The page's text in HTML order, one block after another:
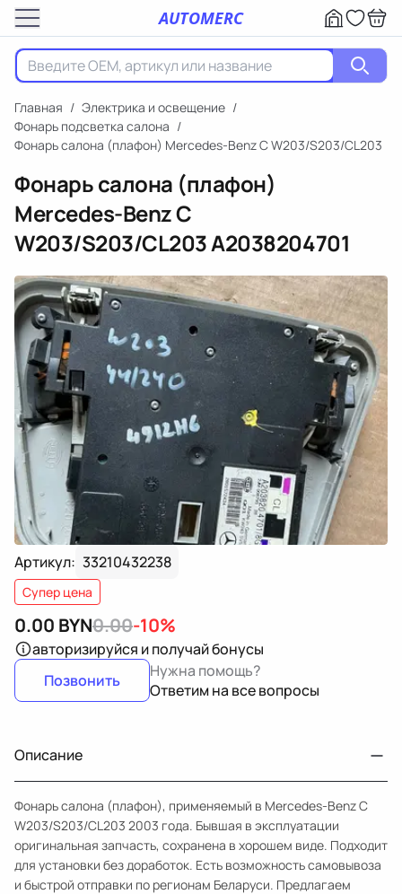
AUTOMERC
Главная / Электрика и освещение /
Фонарь подсветка салона /
Фонарь салона (плафон) Mercedes-Benz C W203/S203/CL203
Фонарь салона (плафон)
Mercedes-Benz C
W203/S203/CL203A2038204701
Артикул: 33210432238
Супер цена
0.00 BYN0.00-10%
авторизируйся и получай бонусы
Позвонить
Нужна помощь?
Ответим на все вопросы
Описание
Фонарь салона (плафон), применяемый в Mercedes-Benz C
W203/S203/CL203 2003 года. Бывшая в эксплуатации
оригинальная запчасть, сохранена в хорошем виде. Подходит
для установки без доработок. Есть возможность самовывоза
и быстрой отправки по регионам Беларуси. Предлагаем